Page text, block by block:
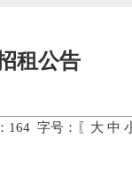
租公告
164 字号：〖 大 中